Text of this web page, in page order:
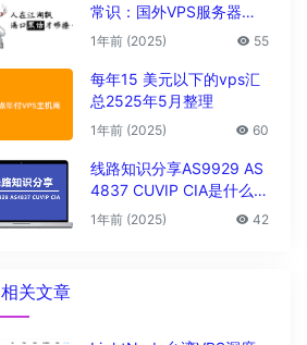
常识：国外VPS服务器圈
子黑话大全
1年前 (2025) 55
每年15 美元以下的vps汇
总2525年5月整理
1年前 (2025) 60
线路知识分享AS9929 AS
4837 CUVIP CIA是什么线
路?
1年前 (2025) 42
相关文章